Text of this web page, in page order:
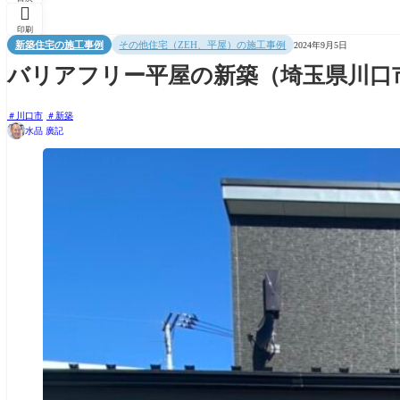

印刷
新築住宅の施工事例 その他住宅（ZEH、平屋）の施工事例 2024年9月5日
バリアフリー平屋の新築（埼玉県川口
川口市
新築
水品 廣記